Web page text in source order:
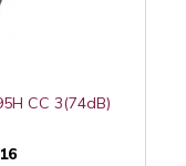
CC 3(74dB)